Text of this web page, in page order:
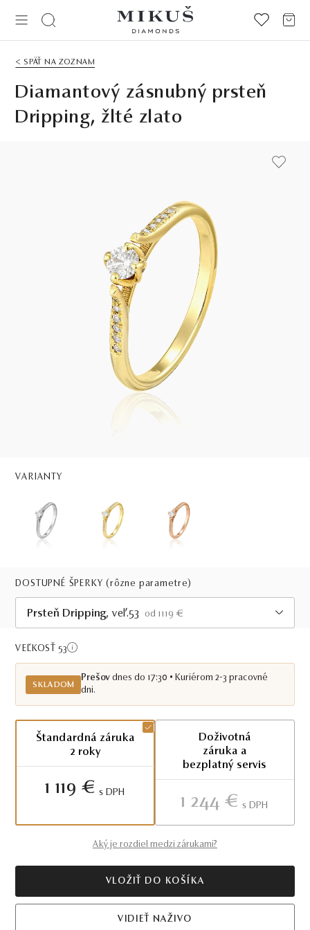
< SPÄŤ NA ZOZNAM
Diamantový zásnubný prsteň
Dripping, žlté zlato
VARIANTY
DOSTUPNÉ ŠPERKY(rôzne parametre)
Prsteň Dripping, veľ.53
od 1119 €
Skladom PO
VEĽKOSŤ 53
SKLADOM
Prešov dnes do 17:30 • Kuriérom 2-3 pracovné
dni.
Štandardná záruka
2 roky
1 119 € S DPH
Doživotná
záruka a
bezplatný servis
1 244 € S DPH
Aký je rozdiel medzi zárukami?
VLOŽIŤ DO KOŠÍKA
VIDIEŤ NAŽIVO